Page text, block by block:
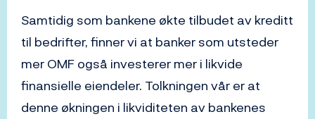
Samtidig som bankene økte tilbudet av kreditt
til bedrifter, finner vi at banker som utsteder
mer OMF også investerer mer i likvide
finansielle eiendeler. Tolkningen vår er at
denne økningen i likviditeten av bankenes